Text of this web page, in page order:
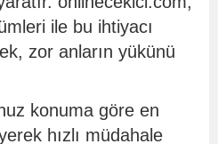
ile bu ihtiyacı
zor anların yükünü
konuma göre en
hızlı müdahale